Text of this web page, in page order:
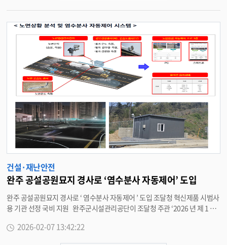
동 여부 등이 집중적으로 다뤄졌다 . 군은 점검 결과 발견된 경미한 사항은 현장
에서 즉시 시정 조치했으며 , 보수 · 보강이 필요한 시설에 대해서는 명절 전까
지 신속히 개선될 수 있도록 사후 관리할 방침이다 . 이날 현장에서는 안전보
안관과 자율방재단이 참여한 ‘ 안전문화 캠페인 ’ 도 함께 열렸다 . 참가자들은
상인과 방문객들에게 화재 예방 수칙과 풍수해보험 안내가 담긴 홍보물을 배
부하며 , 생활 속 안전 실천의 중요성을 적극적으로 홍보했다 . 유희태 완주군
이 최우선 ” 이라며 “ 앞으로도 민관 협력 체계를 공고히해 군민의 생명과 재산
을 보호하고 , 안전한 지역 환경을 조성하는 데 행정력을 집중하겠다 ” 고 말했
다 . <담당부서 재난안전과 290-2905>
건설·재난안전
완주 공설공원묘지 경사로 ‘염수분사 자동제어’ 도입
완주 공설공원묘지 경사로 ‘ 염수분사 자동제어 ’ 도입 조달청 혁신제품 시범사
용 기관 선정 국비 지원 완주군시설관리공단이 조달청 주관 ‘2026 년 제 1 차
노면상황 분석 및 염수분사 자동제어 시스템을 도입한다 . 공단은 이번 사업을
2026-02-07 13:42:22